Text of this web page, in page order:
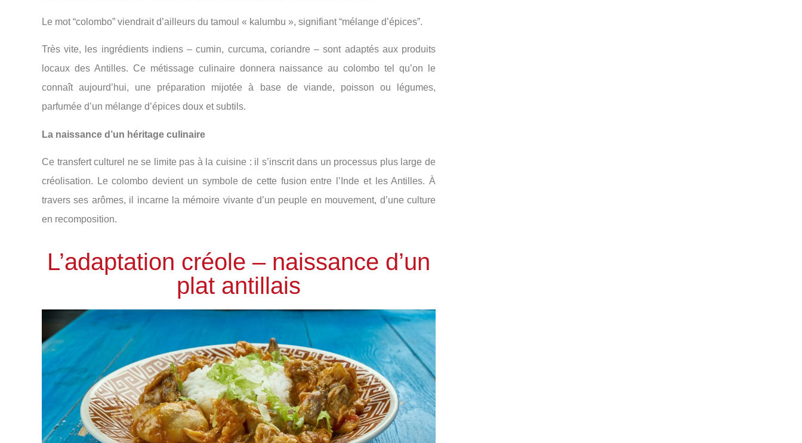
Le mot “colombo” viendrait d’ailleurs du tamoul « kalumbu », signifiant “mélange d’épices”.
Très vite, les ingrédients indiens – cumin, curcuma, coriandre – sont adaptés aux produits
locaux des Antilles. Ce métissage culinaire donnera naissance au colombo tel qu’on le
connaît aujourd’hui, une préparation mijotée à base de viande, poisson ou légumes,
parfumée d’un mélange d’épices doux et subtils.
La naissance d’un héritage culinaire
Ce transfert culturel ne se limite pas à la cuisine : il s’inscrit dans un processus plus large de
créolisation. Le colombo devient un symbole de cette fusion entre l’Inde et les Antilles. À
travers ses arômes, il incarne la mémoire vivante d’un peuple en mouvement, d’une culture
en recomposition.
L’adaptation créole – naissance d’un
plat antillais